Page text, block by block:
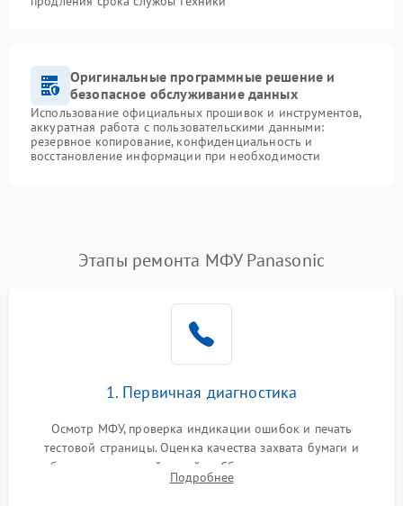
Оригинальные программные решение и
безопасное обслуживание данных
Использование официальных прошивок и инструментов,
аккуратная работа с пользовательскими данными:
резервное копирование, конфиденциальность и
восстановление информации при необходимости
Этапы ремонта МФУ Panasonic
1. Первичная диагностика
Осмотр МФУ, проверка индикации ошибок и печать
тестовой страницы. Оценка качества захвата бумаги и
работы сканирующей линейки. Сбор данных о замятиях,
дефектах изображения или посторонних шумах при работе.
Подробнее